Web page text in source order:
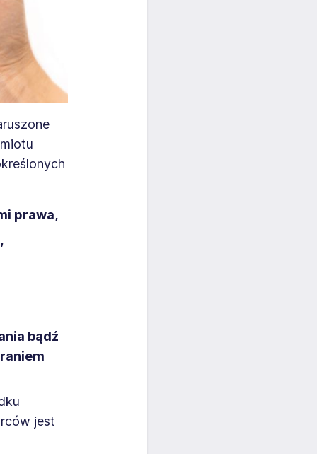
prawa,
bądź
jest